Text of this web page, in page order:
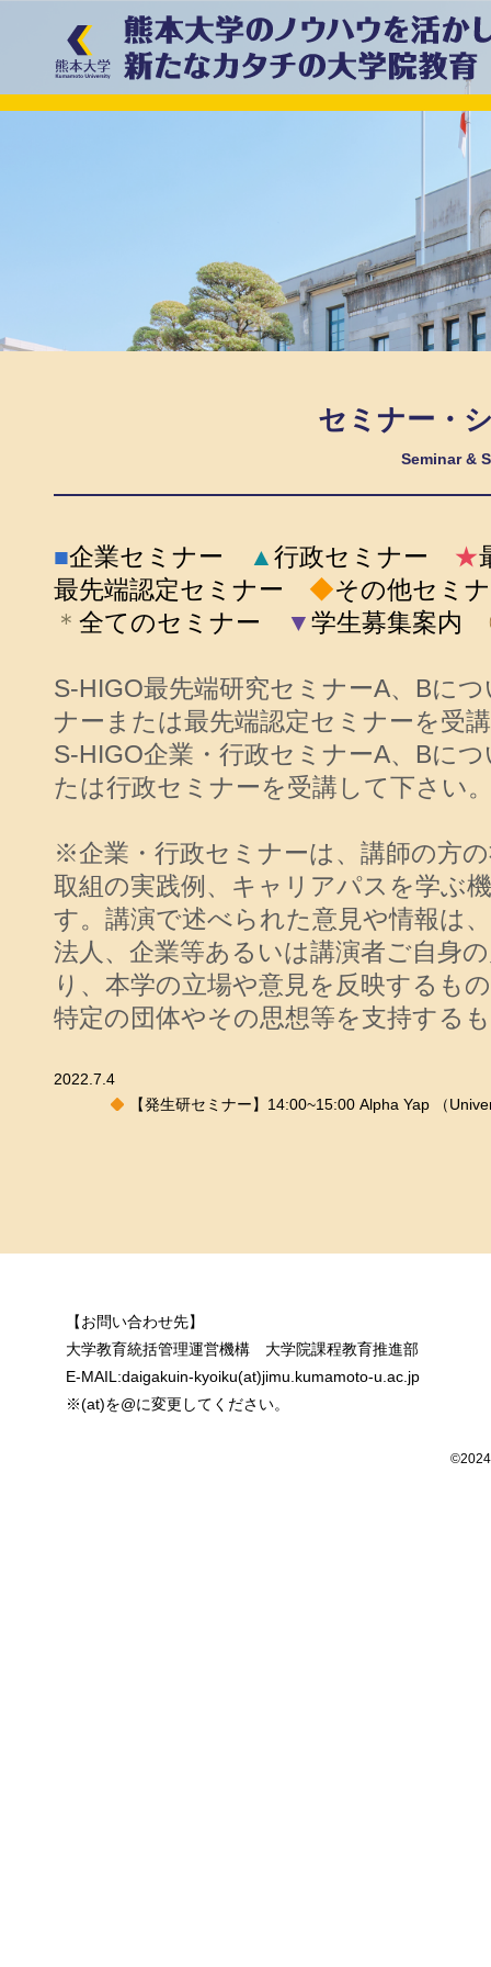
セミナー・
Seminar &
■企業セミナー ▲行政セミナー ★
最先端認定セミナー
◆その他セミ
＊ 全てのセミナー ▼学生募集案内
S-HIGO最先端研究セミナーA、Bに
ナーまたは最先端認定セミナーを受
S-HIGO企業・行政セミナーA、Bに
たは行政セミナーを受講して下さい
※企業・行政セミナーは、講師の方
取組の実践例、キャリアパスを学ぶ
す。講演で述べられた意見や情報は
法人、企業等あるいは講演者ご自身
り、本学の立場や意見を反映するも
特定の団体やその思想等を支持する
2022.7.4
【発生研セミナー】14:00~15:00 Alpha Yap （
【お問い合わせ先】
大学教育統括管理運営機構 大学院課程教育推進部
E-MAIL:daigakuin-kyoiku(at)jimu.kumamoto-u.ac.jp
※(at)を@に変更してください。
©2024